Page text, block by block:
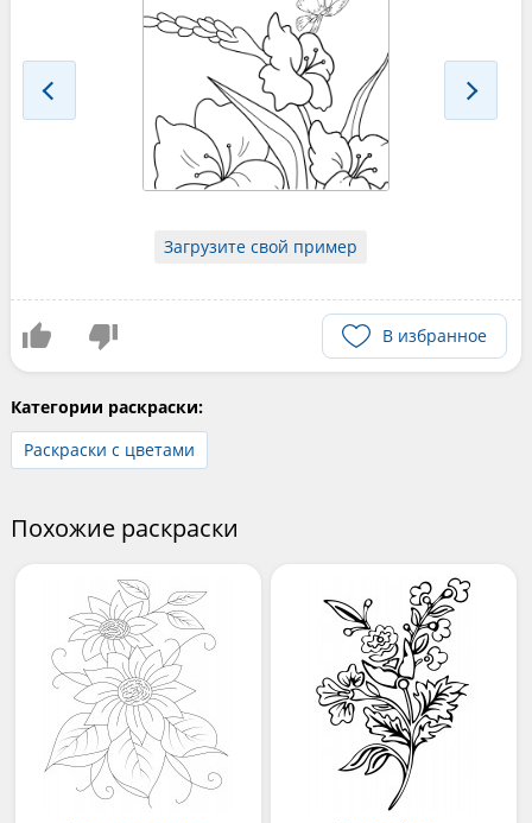
Загрузите свой пример
В избранное
Категории раскраски:
Раскраски с цветами
Похожие раскраски